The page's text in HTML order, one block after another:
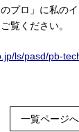
プロ」に私の
覧ください。
ls/pasd/pb-
一覧ページ